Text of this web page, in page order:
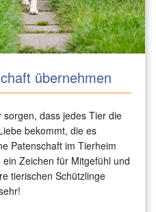
übernehmen
dass jedes Tier die
bekommt, die es
Patenschaft im Tierheim
Zeichen für Mitgefühl und
tierischen Schützlinge